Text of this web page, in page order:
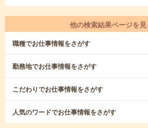
他の検索結果ページを見
職種でお仕事情報をさがす
勤務地でお仕事情報をさがす
こだわりでお仕事情報をさがす
人気のワードでお仕事情報をさがす